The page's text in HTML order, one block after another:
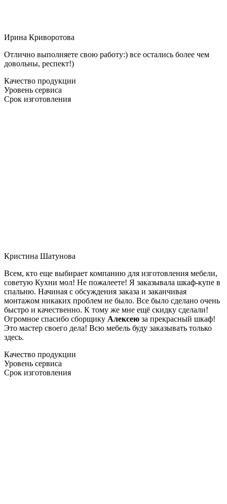
Ирина Криворотова
Отлично выполняете свою работу:) все остались более чем
довольны, респект!)
Качество продукции
Уровень сервиса
Срок изготовления
Кристина Шатунова
Всем, кто еще выбирает компанию для изготовления мебели,
советую Кухни мол! Не пожалеете! Я заказывала шкаф-купе в
спальню. Начиная с обсуждения заказа и заканчивая
монтажом никаких проблем не было. Все было сделано очень
быстро и качественно. К тому же мне ещё скидку сделали!
Огромное спасибо сборщику Алексею за прекрасный шкаф!
Это мастер своего дела! Всю мебель буду заказывать только
здесь.
Качество продукции
Уровень сервиса
Срок изготовления